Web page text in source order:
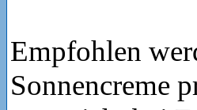
Empfohlen
Sonnencreme